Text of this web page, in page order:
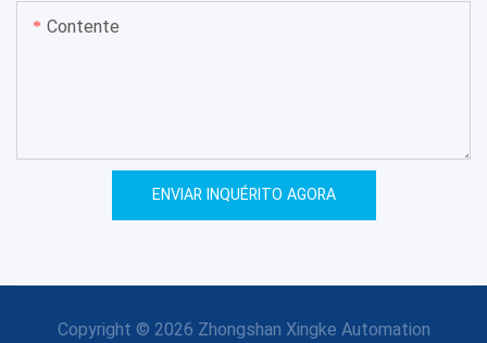
Contente
ENVIAR INQUÉRITO AGORA
Copyright © 2026 Zhongshan Xingke Automation